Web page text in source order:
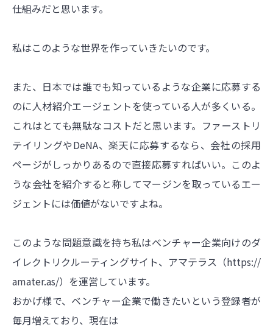
仕組みだと思います。
私はこのような世界を作っていきたいのです。
また、日本では誰でも知っているような企業に応募する
のに人材紹介エージェントを使っている人が多くいる。
これはとても無駄なコストだと思います。ファーストリ
テイリングやDeNA、楽天に応募するなら、会社の採用
ページがしっかりあるので直接応募すればいい。このよ
うな会社を紹介すると称してマージンを取っているエー
ジェントには価値がないですよね。
このような問題意識を持ち私はベンチャー企業向けのダ
イレクトリクルーティングサイト、アマテラス（https://
amater.as/）を運営しています。
おかげ様で、ベンチャー企業で働きたいという登録者が
毎月増えており、現在は